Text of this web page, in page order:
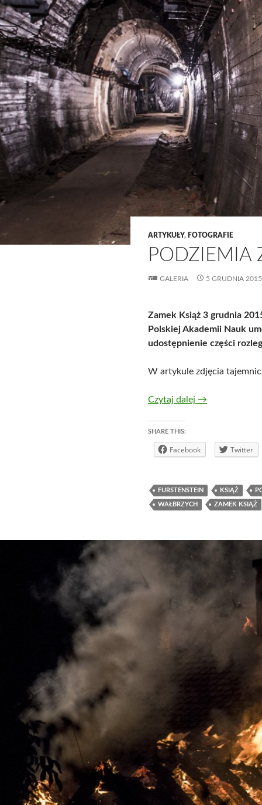
ARTYKUŁY, FOTOGRAFIE
PODZIEMIA
GALERIA 5 GRUDNIA 2015
Zamek Książ 3 grudnia
Polskiej Akademii Nauk
udostępnienie części
W artykule zdjęcia
Czytaj dalej Podziemia
→
SHARE THIS:
Facebook Twitter
FURSTENSTEIN KSIĄŻ
WAŁBRZYCH ZAMEK KSIĄŻ